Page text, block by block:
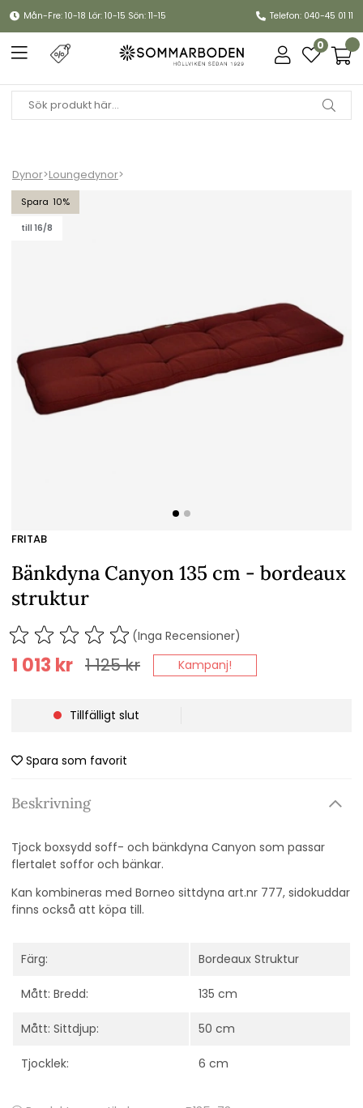
Mån-Fre: 10-18 Lör: 10-15 Sön: 11-15 Telefon: 040-45 01 11
0
Dynor>Loungedynor>
10
till 16/8
Bänkdyna Canyon 135 cm - bordeaux struktur
FRITAB
Bänkdyna Canyon 135 cm - bordeaux
struktur
(Inga Recensioner)
1 125kr
1 013 kr Kampanj!
Tillfälligt slut
Spara som favorit
Beskrivning
Tjock boxsydd soff- och bänkdyna Canyon som passar
flertalet soffor och bänkar.
Kan kombineras med Borneo sittdyna art.nr 777, sidokuddar
finns också att köpa till.
Färg: Bordeaux Struktur
Mått: Bredd: 135 cm
Mått: Sittdjup: 50 cm
Tjocklek: 6 cm